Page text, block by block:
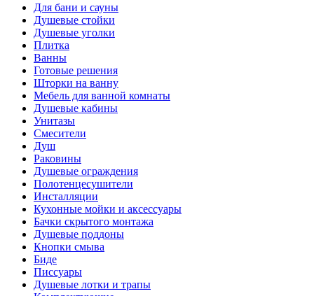
Для бани и сауны
Душевые стойки
Душевые уголки
Плитка
Ванны
Готовые решения
Шторки на ванну
Мебель для ванной комнаты
Душевые кабины
Унитазы
Смесители
Душ
Раковины
Душевые ограждения
Полотенцесушители
Инсталляции
Кухонные мойки и аксессуары
Бачки скрытого монтажа
Душевые поддоны
Кнопки смыва
Биде
Писсуары
Душевые лотки и трапы